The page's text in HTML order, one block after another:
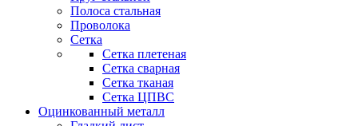
Полоса стальная
Проволока
Сетка
Сетка плетеная
Сетка сварная
Сетка тканая
Сетка ЦПВС
Оцинкованный металл